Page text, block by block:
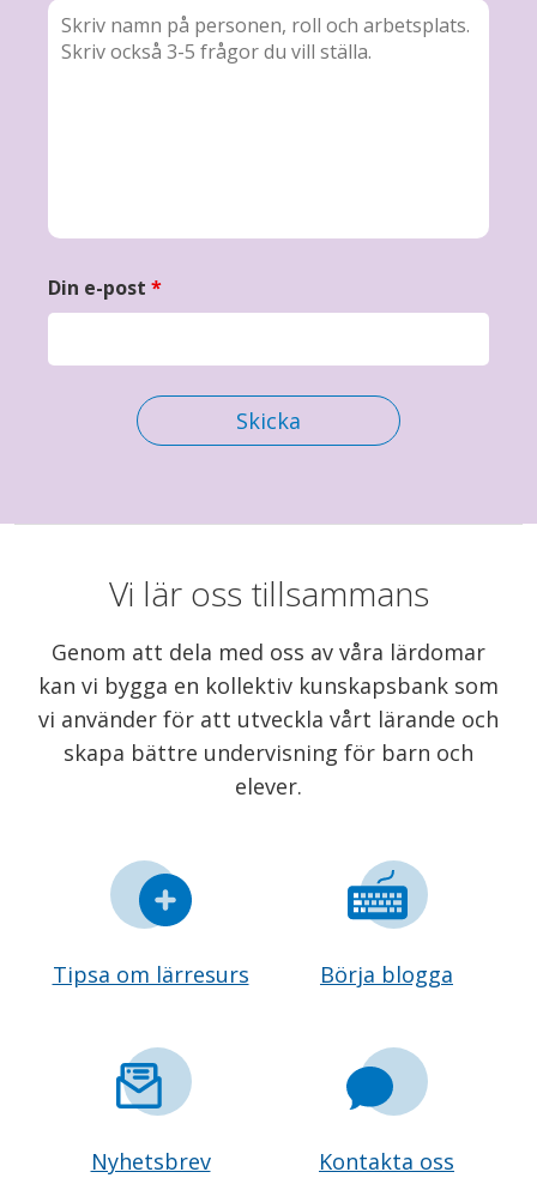
Din e-post *
Vi lär oss tillsammans
Genom att dela med oss av våra lärdomar
kan vi bygga en kollektiv kunskapsbank som
vi använder för att utveckla vårt lärande och
skapa bättre undervisning för barn och
elever.
Tipsa om lärresurs Börja blogga
Nyhetsbrev Kontakta oss